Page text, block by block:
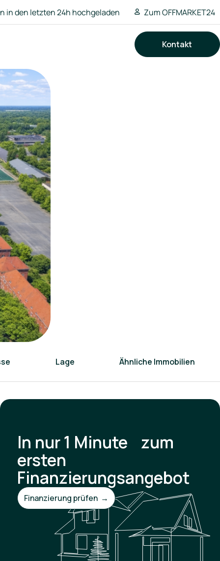
in den letzten 24h hochgeladen Zum OFFMARKET24
Kontakt
Lage Ähnliche Immobilien
In nur 1 Minute zum
ersten
Finanzierungsangebot
Finanzierung prüfen →